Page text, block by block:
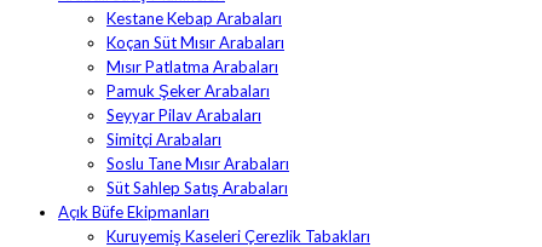
Kestane Kebap Arabaları
Koçan Süt Mısır Arabaları
Mısır Patlatma Arabaları
Pamuk Şeker Arabaları
Seyyar Pilav Arabaları
Simitçi Arabaları
Soslu Tane Mısır Arabaları
Süt Sahlep Satış Arabaları
Açık Büfe Ekipmanları
Kuruyemiş Kaseleri Çerezlik Tabakları